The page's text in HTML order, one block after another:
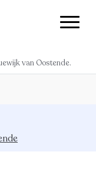
van Oostende.